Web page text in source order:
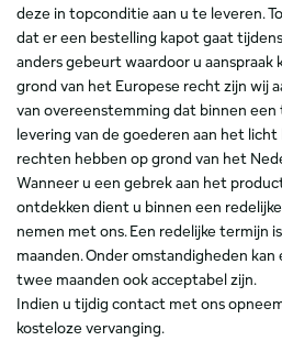
deze in topconditie aan u te leveren.
dat er een bestelling kapot gaat
anders gebeurt waardoor u aanspraak
grond van het Europese recht zijn wij
van overeenstemming dat binnen een
levering van de goederen aan het
rechten hebben op grond van het
Wanneer u een gebrek aan het
ontdekken dient u binnen een
nemen met ons. Een redelijke termijn
maanden. Onder omstandigheden
twee maanden ook acceptabel zijn.
Indien u tijdig contact met ons
kosteloze vervanging.